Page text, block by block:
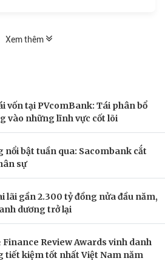
Xem thêm
vốn tại PVcomBank: Tái phân bổ
vào những lĩnh vực cốt lõi
nổi bật tuần qua: Sacombank cắt
sự
lãi gần 2.300 tỷ đồng nửa đầu năm,
dương trở lại
Review Awards vinh danh
tiết kiệm tốt nhất Việt Nam năm